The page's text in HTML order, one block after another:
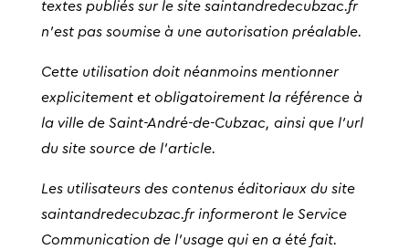
textes publiés sur le site saintandredecubzac.fr
n’est pas soumise à une autorisation préalable.
Cette utilisation doit néanmoins mentionner
explicitement et obligatoirement la référence à
la ville de Saint-André-de-Cubzac, ainsi que l’url
du site source de l’article.
Les utilisateurs des contenus éditoriaux du site
saintandredecubzac.fr informeront le Service
Communication de l’usage qui en a été fait.